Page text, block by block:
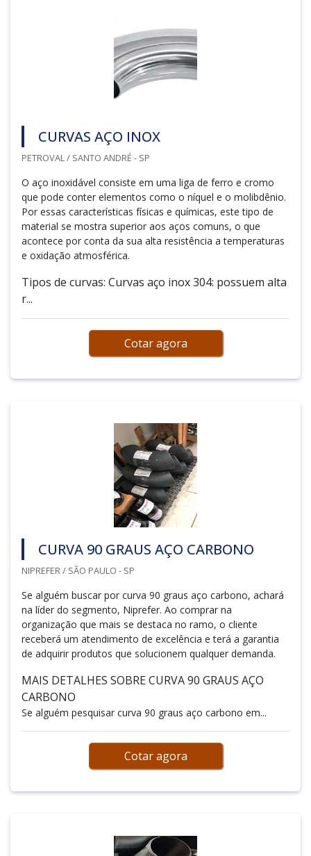
CURVAS AÇO INOX
PETROVAL / SANTO ANDRÉ - SP
O aço inoxidável consiste em uma liga de ferro e cromo
que pode conter elementos como o níquel e o molibdênio.
Por essas características físicas e químicas, este tipo de
material se mostra superior aos aços comuns, o que
acontece por conta da sua alta resistência a temperaturas
e oxidação atmosférica.
Tipos de curvas: Curvas aço inox 304: possuem alta
r...
Cotar agora
CURVA 90 GRAUS AÇO CARBONO
NIPREFER / SÃO PAULO - SP
Se alguém buscar por curva 90 graus aço carbono, achará
na líder do segmento, Niprefer. Ao comprar na
organização que mais se destaca no ramo, o cliente
receberá um atendimento de excelência e terá a garantia
de adquirir produtos que solucionem qualquer demanda.
MAIS DETALHES SOBRE CURVA 90 GRAUS AÇO
CARBONO
Se alguém pesquisar curva 90 graus aço carbono em...
Cotar agora